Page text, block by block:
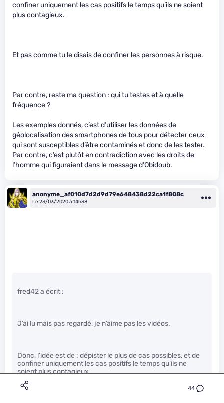
44
confiner uniquement les cas positifs le temps qu’ils ne soient
plus contagieux.
Et pas comme tu le disais de confiner les personnes à risque.
Par contre, reste ma question : qui tu testes et à quelle
fréquence ?
Les exemples donnés, c’est d’utiliser les données de
géolocalisation des smartphones de tous pour détecter ceux
qui sont susceptibles d’être contaminés et donc de les tester.
Par contre, c’est plutôt en contradiction avec les droits de
l’homme qui figuraient dans le message d’Obidoub.
anonyme_af010d7d2d9d79e648438d22ca1f808c
Le 23/03/2020 à 14h38
fred42 a écrit :
J’ai lu mais pas regardé, je n’aime pas les vidéos.
Donc, l’idée est de : dépister le plus de cas possibles, et de
confiner uniquement les cas positifs le temps qu’ils ne
soient plus contagieux.